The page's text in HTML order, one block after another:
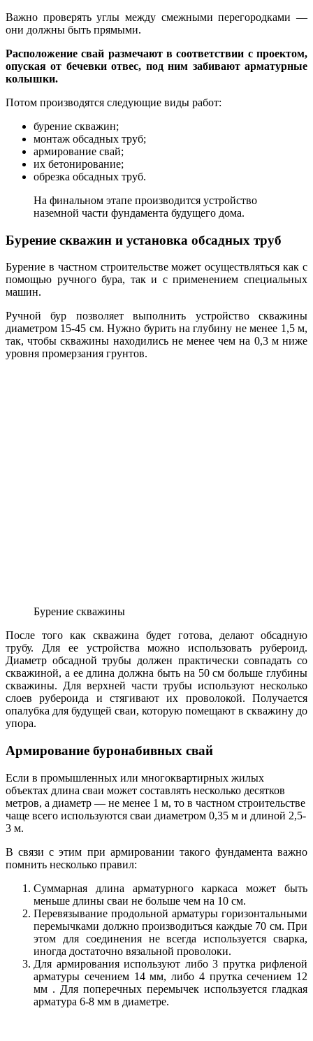
Важно проверять углы между смежными перегородками —
они должны быть прямыми.
Расположение свай размечают в соответствии с проектом,
опуская от бечевки отвес, под ним забивают арматурные
колышки.
Потом производятся следующие виды работ:
бурение скважин;
монтаж обсадных труб;
армирование свай;
их бетонирование;
обрезка обсадных труб.
На финальном этапе производится устройство
наземной части фундамента будущего дома.
Бурение скважин и установка обсадных труб
Бурение в частном строительстве может осуществляться как с
помощью ручного бура, так и с применением специальных
машин.
Ручной бур позволяет выполнить устройство скважины
диаметром 15-45 см. Нужно бурить на глубину не менее 1,5 м,
так, чтобы скважины находились не менее чем на 0,3 м ниже
уровня промерзания грунтов.
Бурение скважины
После того как скважина будет готова, делают обсадную
трубу. Для ее устройства можно использовать рубероид.
Диаметр обсадной трубы должен практически совпадать со
скважиной, а ее длина должна быть на 50 см больше глубины
скважины. Для верхней части трубы используют несколько
слоев рубероида и стягивают их проволокой. Получается
опалубка для будущей сваи, которую помещают в скважину до
упора.
Армирование буронабивных свай
Если в промышленных или многоквартирных жилых
объектах длина сваи может составлять несколько десятков
метров, а диаметр — не менее 1 м, то в частном строительстве
чаще всего используются сваи диаметром 0,35 м и длиной 2,5-
3 м.
В связи с этим при армировании такого фундамента важно
помнить несколько правил:
Суммарная длина арматурного каркаса может быть
меньше длины сваи не больше чем на 10 см.
Перевязывание продольной арматуры горизонтальными
перемычками должно производиться каждые 70 см. При
этом для соединения не всегда используется сварка,
иногда достаточно вязальной проволоки.
Для армирования используют либо 3 прутка рифленой
арматуры сечением 14 мм, либо 4 прутка сечением 12
мм . Для поперечных перемычек используется гладкая
арматура 6-8 мм в диаметре.